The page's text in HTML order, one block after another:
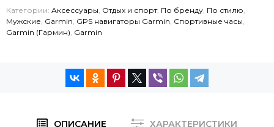
Категории: Аксессуары Отдых и спорт, По бренду По стилю
Мужские Garmin GPS навигаторы Garmin Спортивные часы
Garmin (Гармин) Garmin
ОПИСАНИЕ
ХАРАКТЕРИСТИКИ